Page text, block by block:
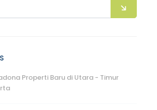
Properti Baru di Utara - Timur